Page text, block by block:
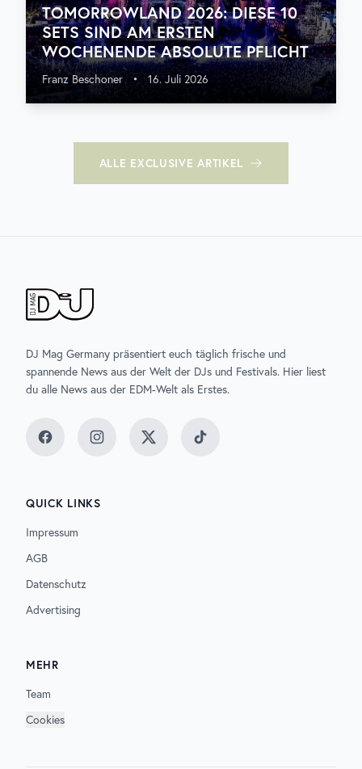
TOMORROWLAND 2026: DIESE 10
SETS SIND AM ERSTEN
WOCHENENDE ABSOLUTE PFLICHT
Franz Beschoner • 16. Juli 2026
ALLE EXCLUSIVE ARTIKEL
DJ Mag Germany präsentiert euch täglich frische und
spannende News aus der Welt der DJs und Festivals. Hier liest
du alle News aus der EDM-Welt als Erstes.
FacebookInstagramTwitter TikTok
QUICK LINKS
Impressum
AGB
Datenschutz
Advertising
MEHR
Team
Cookies